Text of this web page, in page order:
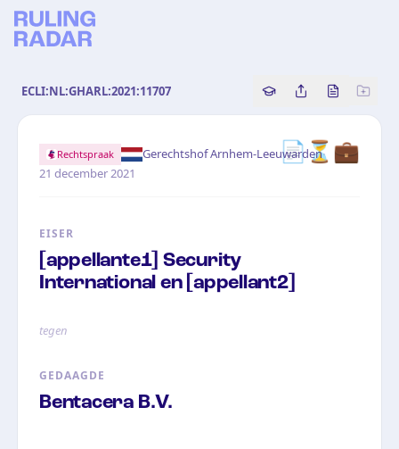
ECLI:NL:GHARL:2021:11707 Copy source
Share this
Bekijk
📄⏳ 💼
Rechtspraak Gerechtshof Arnhem-Leeuwarden·
21 december 2021
EISER
[appellante1] Security
International en [appellant2]
tegen
GEDAAGDE
Bentacera B.V.